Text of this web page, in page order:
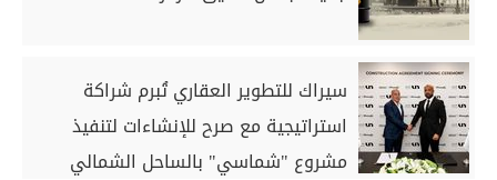
سيراك للتطوير العقاري تُبرم شراكة
استراتيجية مع صرح للإنشاءات لتنفيذ
مشروع "شماسي" بالساحل الشمالي